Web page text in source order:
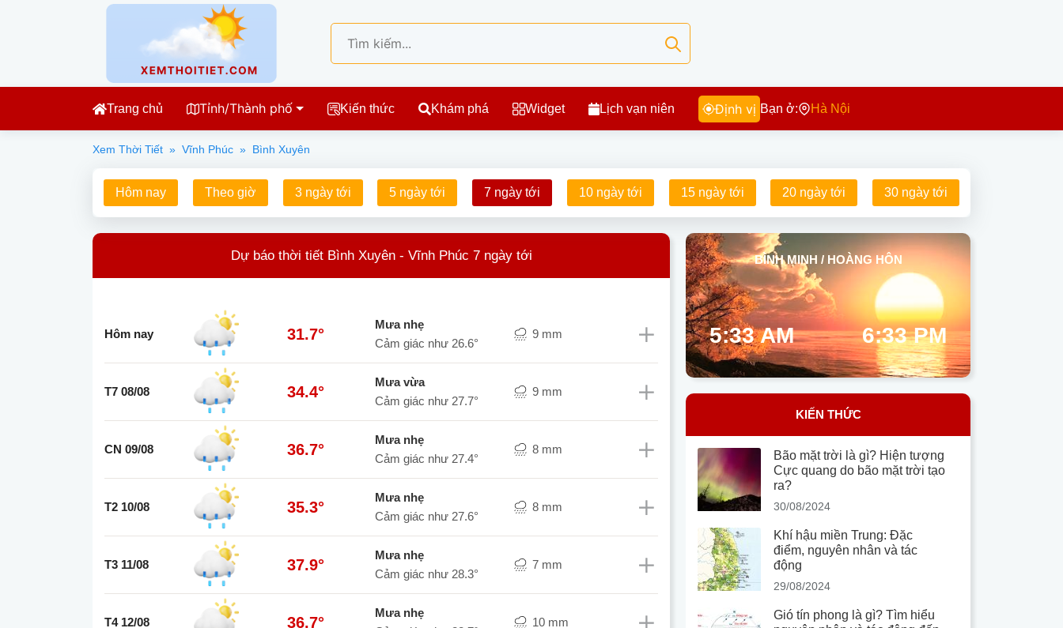
Trang chủ Tỉnh/Thành phố Kiến thức Khám phá Widget Lịch vạn niên Định vị Bạn ở: Hà Nội
Xem Thời Tiết » Vĩnh Phúc » Bình Xuyên
Hôm nay Theo giờ 3 ngày tới 5 ngày tới 7 ngày tới 10 ngày tới 15 ngày tới 20 ngày tới 30 ngày tới
Dự báo thời tiết Bình Xuyên - Vĩnh Phúc 7 ngày tới
Hôm nay 31.7°
mưa nhẹ
Cảm giác như 26.6°
9 mm
T7 08/08 34.4°
mưa vừa
Cảm giác như 27.7°
9 mm
CN 09/08 36.7°
mưa nhẹ
Cảm giác như 27.4°
8 mm
T2 10/08 35.3°
mưa nhẹ
Cảm giác như 27.6°
8 mm
T3 11/08 37.9°
mưa nhẹ
Cảm giác như 28.3°
7 mm
T4 12/08 36.7°
mưa nhẹ
10 mm
BÌNH MINH / HOÀNG HÔN
5:33 AM 6:33 PM
KIẾN THỨC
Bão mặt trời là gì? Hiện tượng
Cực quang do bão mặt trời tạo
ra?
30/08/2024
Khí hậu miền Trung: Đặc
điểm, nguyên nhân và tác
động
29/08/2024
Gió tín phong là gì? Tìm hiểu